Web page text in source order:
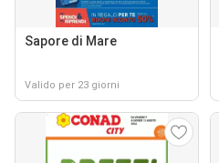
Sapore di Mare
Valido per 23 giorni